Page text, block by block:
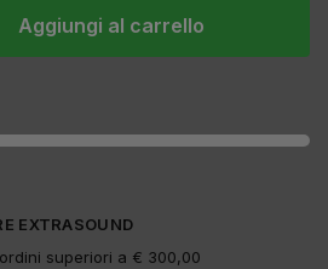
Aggiungi al carrello
EXTRASOUND
superiori a € 300,00